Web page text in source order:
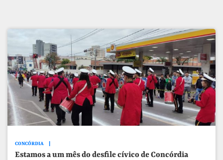
CONCÓRDIA
Estamos a um mês do desfile cívico de Concórdia